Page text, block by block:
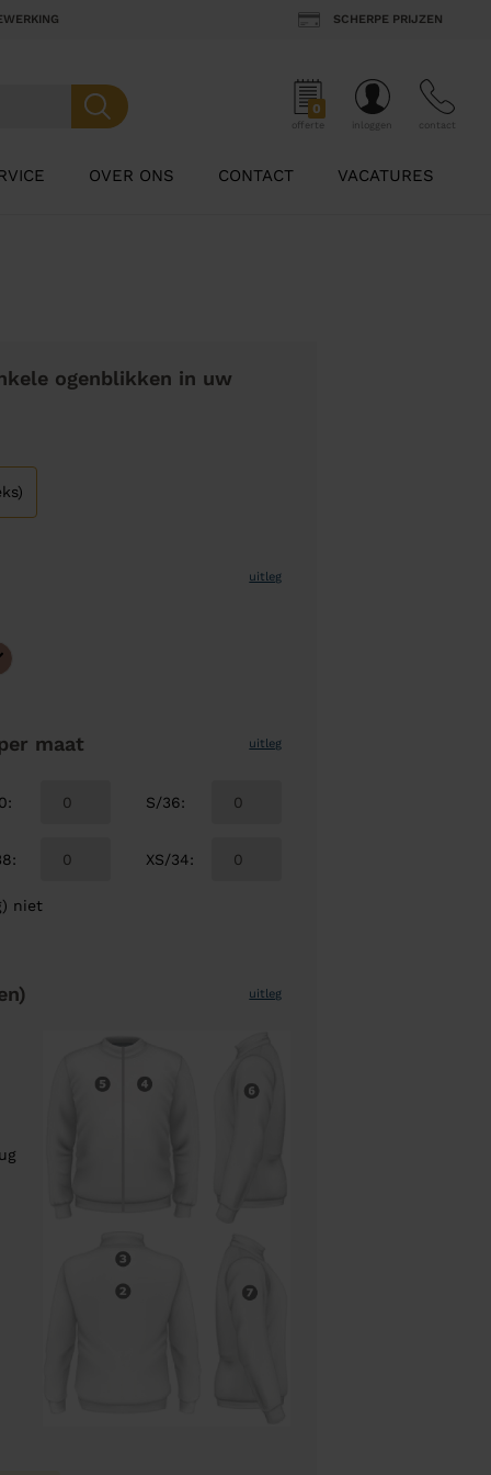
SCHERPE PRIJZEN
0
offerte inloggen contact
OVER ONS CONTACT VACATURES
ogenblikken in uw
uitleg
maat uitleg
:
:
S/36:
XS/34:
niet
uitleg